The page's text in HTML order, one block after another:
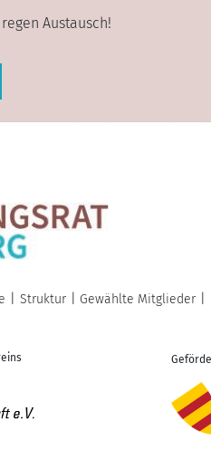
Austausch!
Struktur Gewählte Mitglieder